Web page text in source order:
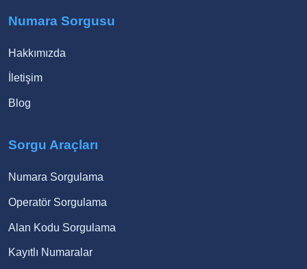
Numara Sorgusu
Hakkımızda
İletişim
Blog
Sorgu Araçları
Numara Sorgulama
Operatör Sorgulama
Alan Kodu Sorgulama
Kayıtlı Numaralar